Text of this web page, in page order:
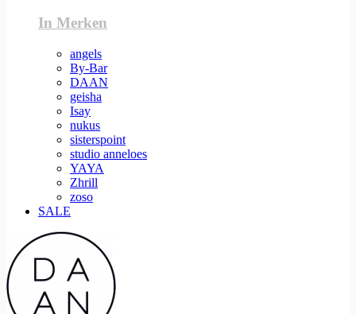
In Merken
angels
By-Bar
DAAN
geisha
Isay
nukus
sisterspoint
studio anneloes
YAYA
Zhrill
zoso
SALE